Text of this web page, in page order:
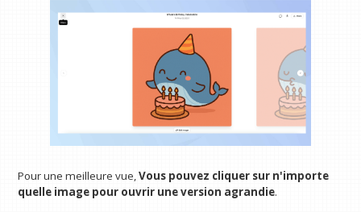
Pour une meilleure vue,Vous pouvez cliquer sur n'importe
quelle image pour ouvrir une version agrandie.